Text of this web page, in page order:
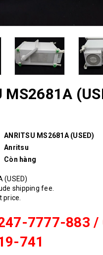
MS2681A
ANRITSU MS2681A (USED)
Anritsu
Còn hàng
(USED)
shipping fee.
7777-883 /
741